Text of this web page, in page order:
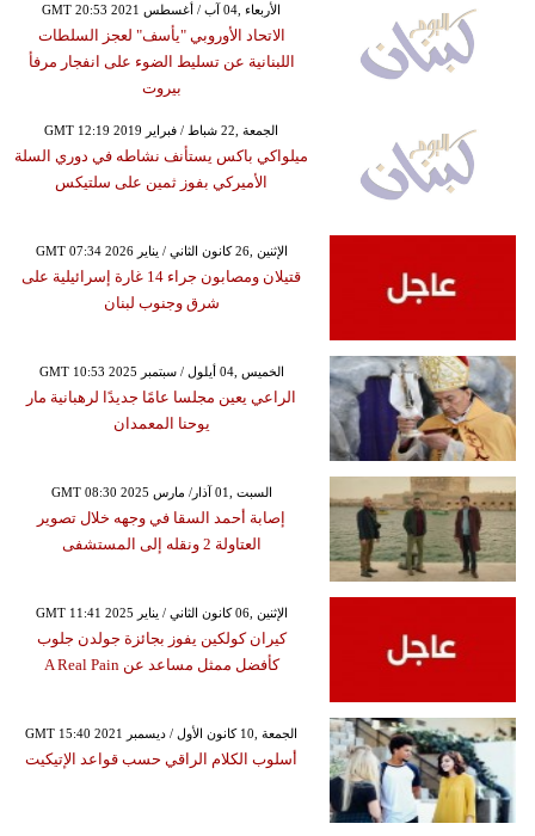
GMT 20:53 2021 الأربعاء ,04 آب / أغسطس
الاتحاد الأوروبي "يأسف" لعجز السلطات
اللبنانية عن تسليط الضوء على انفجار مرفأ
بيروت
GMT 12:19 2019 الجمعة ,22 شباط / فبراير
ميلواكي باكس يستأنف نشاطه في دوري السلة
الأميركي بفوز ثمين على سلتيكس
GMT 07:34 2026 الإثنين ,26 كانون الثاني / يناير
قتيلان ومصابون جراء 14 غارة إسرائيلية على
شرق وجنوب لبنان
GMT 10:53 2025 الخميس ,04 أيلول / سبتمبر
الراعي يعين مجلسا عامًا جديدًا لرهبانية مار
يوحنا المعمدان
GMT 08:30 2025 السبت ,01 آذار/ مارس
إصابة أحمد السقا في وجهه خلال تصوير
العتاولة 2 ونقله إلى المستشفى
GMT 11:41 2025 الإثنين ,06 كانون الثاني / يناير
كيران كولكين يفوز بجائزة جولدن جلوب
كأفضل ممثل مساعد عن A Real Pain
GMT 15:40 2021 الجمعة ,10 كانون الأول / ديسمبر
أسلوب الكلام الراقي حسب قواعد الإتيكيت